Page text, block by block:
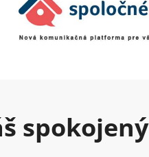
spokojený